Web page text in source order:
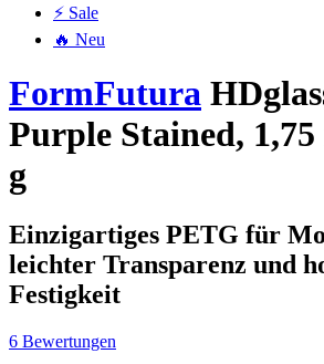
⚡ Sale
🔥 Neu
FormFutura
Purple Stained,
g
Einzigartiges PETG für
leichter Transparenz und
Festigkeit
6 Bewertungen